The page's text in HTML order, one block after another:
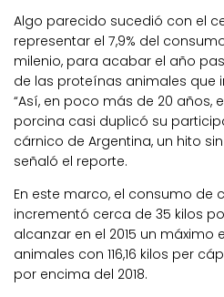
Algo parecido sucedió con el
representar el 7,9% del
milenio, para acabar el año
de las proteínas animales que
“Así, en poco más de 20 años,
porcina casi duplicó su
cárnico de Argentina, un hito
señaló el reporte.
En este marco, el consumo de
incrementó cerca de 35 kilos
alcanzar en el 2015 un
animales con 116,16 kilos per
por encima del 2018.